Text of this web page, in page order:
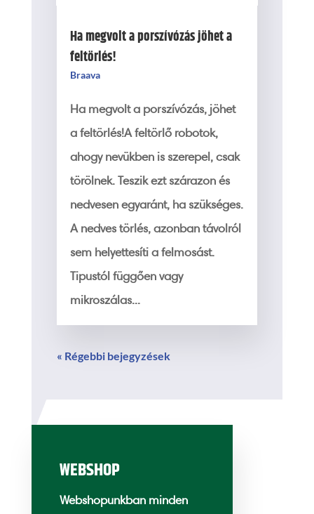
Ha megvolt a porszívózás jöhet a
feltörlés!
Braava
Ha megvolt a porszívózás, jöhet
a feltörlés!A feltörlő robotok,
ahogy nevükben is szerepel, csak
törölnek. Teszik ezt szárazon és
nedvesen egyaránt, ha szükséges.
A nedves törlés, azonban távolról
sem helyettesíti a felmosást.
Tipustól függően vagy
mikroszálas...
« Régebbi bejegyzések
WEBSHOP
Webshopunkban minden